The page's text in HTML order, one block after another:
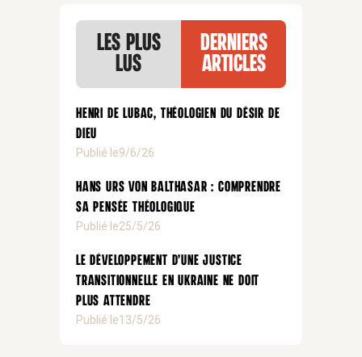
Les plus
lus
Derniers
articles
Henri de Lubac, théologien du désir de
Dieu
Publié le9/6/26
Hans Urs von Balthasar : comprendre
sa pensée théologique
Publié le25/5/26
Le développement d’une justice
transitionnelle en Ukraine ne doit
plus attendre
Publié le13/5/26